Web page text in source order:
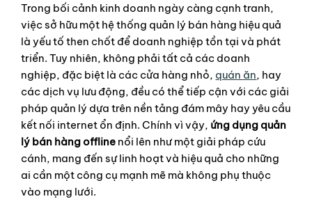
Trong bối cảnh kinh doanh ngày càng cạnh tranh,
việc sở hữu một hệ thống quản lý bán hàng hiệu quả
là yếu tố then chốt để doanh nghiệp tồn tại và phát
triển. Tuy nhiên, không phải tất cả các doanh
nghiệp, đặc biệt là các cửa hàng nhỏ, quán ăn, hay
các dịch vụ lưu động, đều có thể tiếp cận với các giải
pháp quản lý dựa trên nền tảng đám mây hay yêu cầu
kết nối internet ổn định. Chính vì vậy, ứng dụng quản
lý bán hàng offline nổi lên như một giải pháp cứu
cánh, mang đến sự linh hoạt và hiệu quả cho những
ai cần một công cụ mạnh mẽ mà không phụ thuộc
vào mạng lưới.